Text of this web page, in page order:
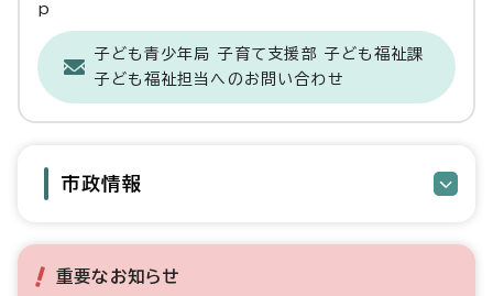
p
子ども青少年局 子育て支援部 子ども福祉課
子ども福祉担当へのお問い合わせ
市政情報
重要なお知らせ